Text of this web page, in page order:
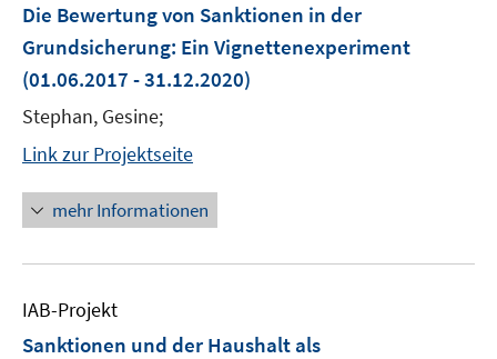
Die Bewertung von Sanktionen in der
Grundsicherung: Ein Vignettenexperiment
(01.06.2017 - 31.12.2020)
Stephan, Gesine;
Link zur Projektseite
mehr Informationen
IAB-Projekt
Sanktionen und der Haushalt als